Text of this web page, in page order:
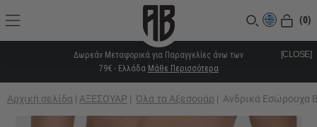
(0)
Δωρεάν Μεταφορικά για Παραγγελίες άνω των
79€ - Ελλάδα Μάθε Περισσότερα
[CLOSE]
Αρχική σελίδα | ΑΞΕΣΟΥΑΡ | Όλα τα Αξεσουάρ | Ανδρικά Εσώρουχα